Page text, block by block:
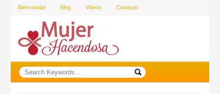
Bienvenida! Blog Videos Contacto